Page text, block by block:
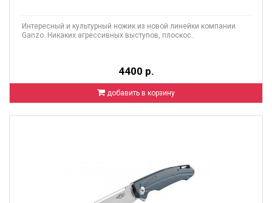
Интересный и культурный ножик из новой линейки компании
Ganzo. Никаких агрессивных выступов, плоскос..
4400 р.
добавить в корзину